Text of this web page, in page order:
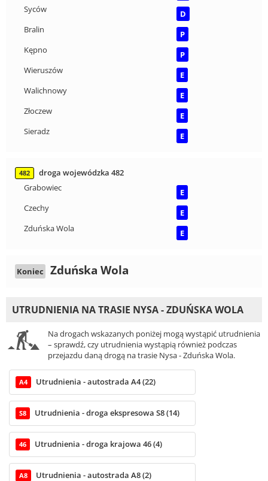
Syców
D
Bralin
P
Kępno
P
Wieruszów
E
Walichnowy
E
Złoczew
E
Sieradz
E
482
droga wojewódzka 482
Grabowiec
E
Czechy
E
Zduńska Wola
E
Koniec Zduńska Wola
UTRUDNIENIA NA TRASIE NYSA - ZDUŃSKA WOLA
Na drogach wskazanych poniżej mogą wystąpić utrudnienia
– sprawdź, czy utrudnienia wystąpią również podczas
przejazdu daną drogą na trasie Nysa - Zduńska Wola.
A4 Utrudnienia - autostrada A4 (22)
S8 Utrudnienia - droga ekspresowa S8 (14)
46 Utrudnienia - droga krajowa 46 (4)
A8 Utrudnienia - autostrada A8 (2)